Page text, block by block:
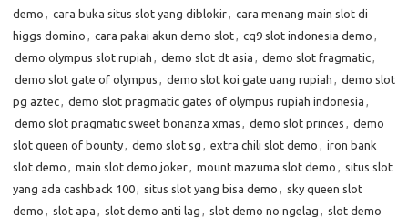
demo , cara buka situs slot yang diblokir, cara menang main slot di
higgs domino , cara pakai akun demo slot, cq9 slot indonesia demo ,
demo olympus slot rupiah , demo slot dt asia , demo slot fragmatic,
demo slot gate of olympus , demo slot koi gate uang rupiah , demo slot
pg aztec, demo slot pragmatic gates of olympus rupiah indonesia ,
demo slot pragmatic sweet bonanza xmas , demo slot princes , demo
slot queen of bounty, demo slot sg , extra chili slot demo , iron bank
slot demo , main slot demo joker, mount mazuma slot demo , situs slot
yang ada cashback 100, situs slot yang bisa demo , sky queen slot
demo , slot apa , slot demo anti lag , slot demo no ngelag , slot demo